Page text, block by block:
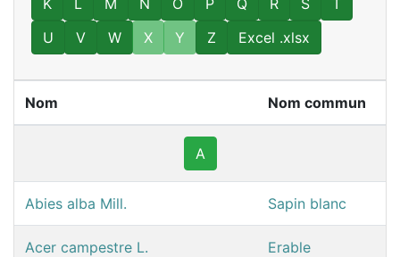
U
V W X Y Z Excel .xlsx
Nom Nom commun
A
Abies alba Mill. Sapin blanc
Acer campestre L. Erable